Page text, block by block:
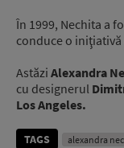
În 1999, Nechita a
conduce o iniţiativă
Astăzi Alexandra
cu designerul
Los Angeles.
TAGS alexandra